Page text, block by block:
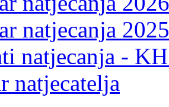
natjecanja
natjecanja -
natjecatelja